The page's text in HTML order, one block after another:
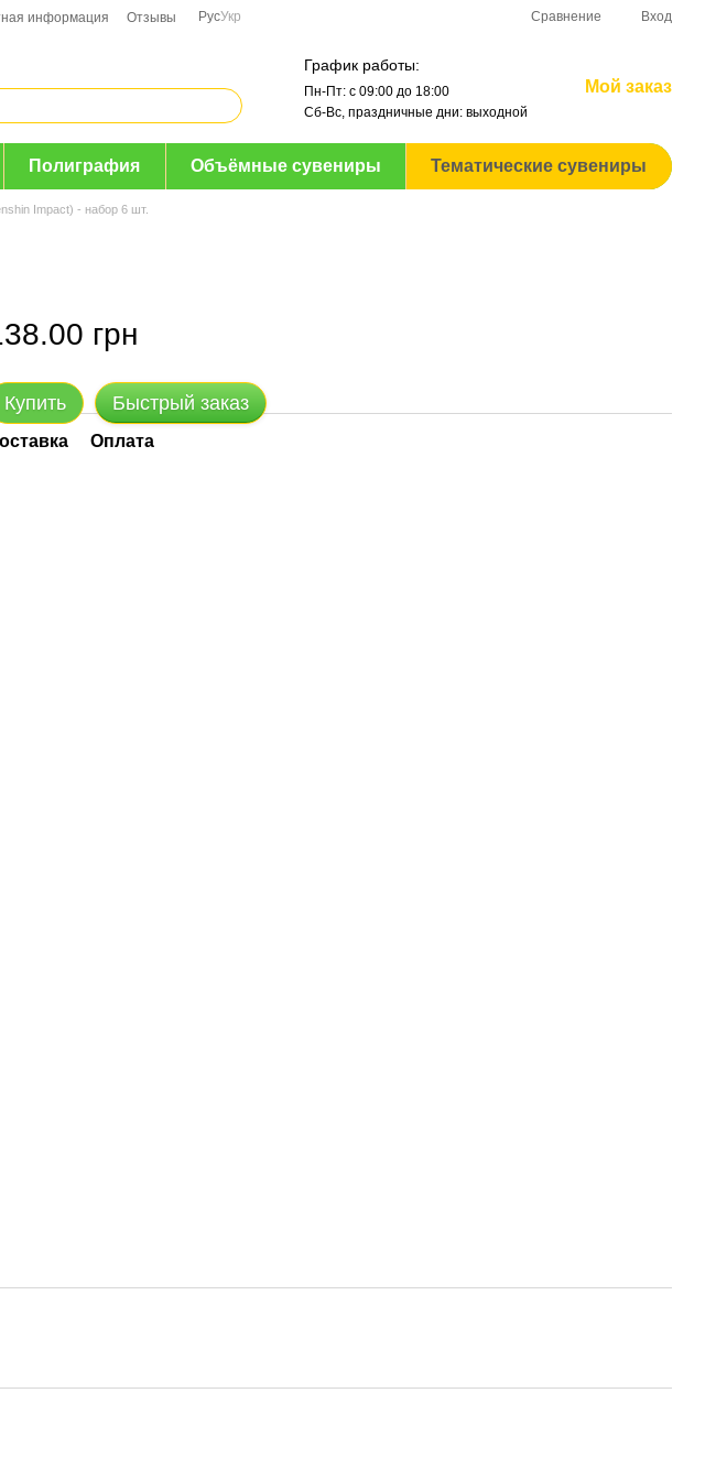
информация Отзывы РусУкр Сравнение Вход
График работы:
Пн-Пт: с 09:00 до 18:00
Сб-Вс, праздничные дни: выходной
Мой заказ
Полиграфия Объёмные сувениры Тематические сувениры
Impact) - набор 6 шт.
грн
Купить Быстрый заказ
Оплата